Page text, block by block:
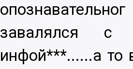
завалялся с
инфой***......а то